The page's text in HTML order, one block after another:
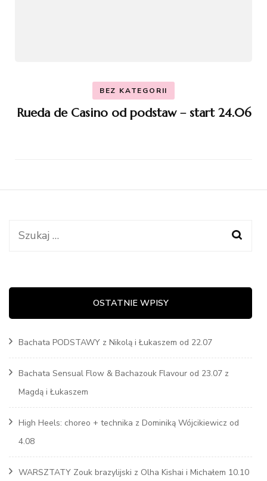
BEZ KATEGORII
Rueda de Casino od podstaw – start 24.06
Szukaj:
OSTATNIE WPISY
Bachata PODSTAWY z Nikolą i Łukaszem od 22.07
Bachata Sensual Flow & Bachazouk Flavour od 23.07 z
Magdą i Łukaszem
High Heels: choreo + technika z Dominiką Wójcikiewicz od
4.08
WARSZTATY Zouk brazylijski z Olha Kishai i Michałem 10.10